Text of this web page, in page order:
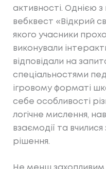
активності. Однією з
вебквест «Відкрий
якого учасники
виконували
відповідали на
спеціальностями
ігровому форматі
себе особливості
логічне мислення,
взаємодії та
рішення.